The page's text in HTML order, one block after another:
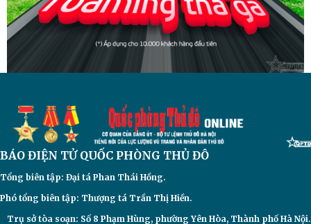
BÁO ĐIỆN TỬQUỐC PHÒNG THỦ ĐÔ
Tổng biên tập: Đại tá Phan Thái Hồng.
Phó tổng biên tập: Thượng tá Trần Thị Hiền.
Trụ sở tòa soạn: Số 8 Phạm Hùng, phường Yên Hòa, Thành phố Hà Nội.